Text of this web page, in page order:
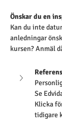
Önskar du en
Kan du inte
anledningar
kursen? Anmäl
Se
Klicka
tidigare